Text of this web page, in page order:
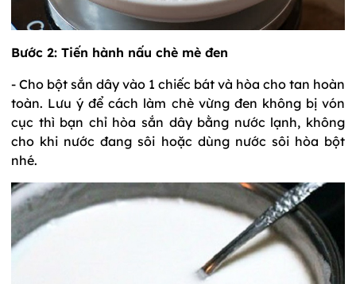
Bước 2: Tiến hành nấu chè mè đen
- Cho bột sắn dây vào 1 chiếc bát và hòa cho tan hoàn
toàn. Lưu ý để cách làm chè vừng đen không bị vón
cục thì bạn chỉ hòa sắn dây bằng nước lạnh, không
cho khi nước đang sôi hoặc dùng nước sôi hòa bột
nhé.